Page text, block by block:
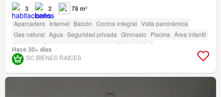
3 2 78 m²
Aparcadero Internet Balcón Cocina integral Vista panorámica
Gas natural Agua Seguridad privada Gimnasio Piscina Área infantil
Ascensor
Acceso para personas con discapacidad
Hace 30+ días
SC BIENES RAICES